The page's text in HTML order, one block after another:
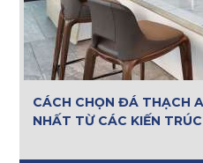
CÁCH CHỌN ĐÁ THẠCH
NHẤT TỪ CÁC KIẾN